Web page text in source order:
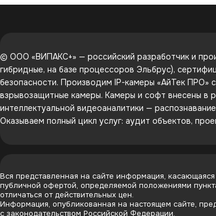
© ООО «ВИПАКС+» — российский разработчик и
гибридные, на базе процессоров Эльбрус),
безопасности. Производим IP-камеры «АйТек ПРО»
взрывозащитные камеры. Камеры и софт внесены
интеллектуальной видеоаналитики —
Оказываем полный цикл услуг: аудит объектов,
Вся представленная на сайте информация,
публичной офертой, определяемой положениями
отличаться от действительных цен.
Информация, опубликованная на настоящем сайте,
с законодательством Российской Федерации.